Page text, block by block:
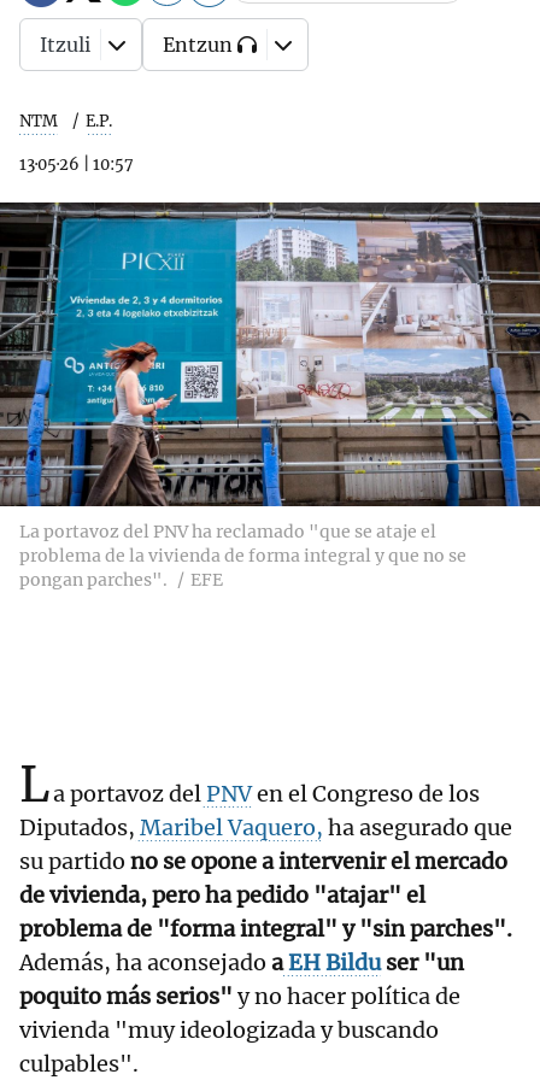
NTM E.P.
13·05·26 10:57
Itzuli Entzun
La portavoz del PNV ha reclamado "que se ataje el
problema de la vivienda de forma integral y que no se
pongan parches".
EFE
La portavoz delPNVen el Congreso de los
Diputados, Maribel Vaquero, ha asegurado que
su partido no se opone a intervenir el mercado
de vivienda, pero ha pedido "atajar" el
problema de "forma integral" y "sin parches".
Además, ha aconsejado aEH Bilduser "un
poquito más serios" y no hacer política de
vivienda "muy ideologizada y buscando
culpables".